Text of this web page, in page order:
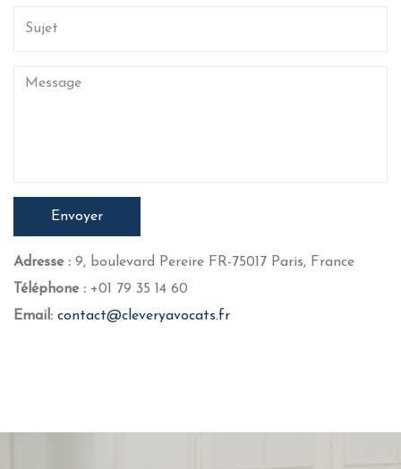
Envoyer
Adresse : 9, boulevard Pereire FR-75017 Paris, France
Téléphone : +01 79 35 14 60
Email: contact@cleveryavocats.fr